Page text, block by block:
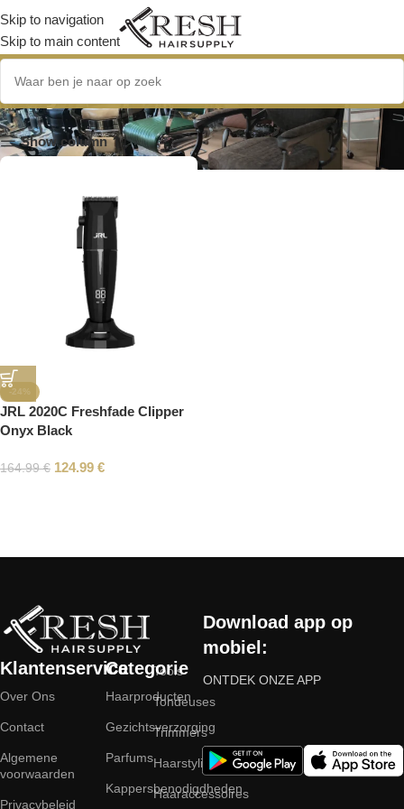
Skip to navigation
Skip to main content
Onyx black
Show column
-24%
JRL 2020C Freshfade Clipper
Onyx Black
164.99€ 124.99 €
Klantenservice
Over Ons
Contact
Algemene
voorwaarden
Privacybeleid
Categorie
Haarproducten
Gezichtsverzorging
Parfums
Kappersbenodigdheden
Tools
Tondeuses
Trimmers
Haarstyling
Haaraccessoires
Download app op
mobiel:
ONTDEK ONZE APP